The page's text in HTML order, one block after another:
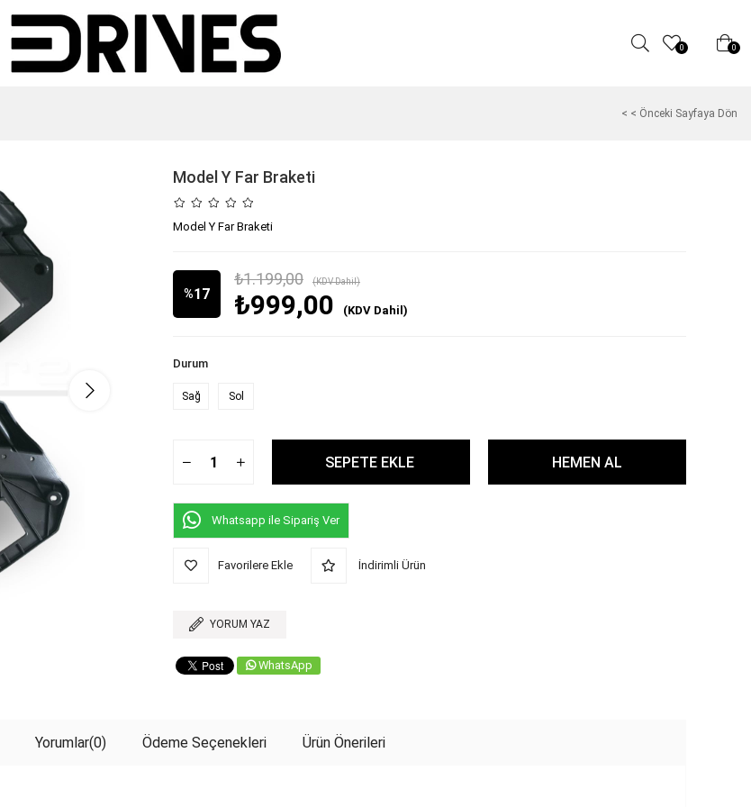
0 0
< < Önceki Sayfaya Dön
Model Y Far Braketi
Model Y Far Braketi
%17
₺1.199,00 (KDV Dahil)
₺999,00 (KDV Dahil)
Durum
Sağ Sol
Whatsapp ile Sipariş Ver
Favorilere Ekle İndirimli Ürün
YORUM YAZ
WhatsApp
Yorumlar(0) Ödeme Seçenekleri Ürün Önerileri